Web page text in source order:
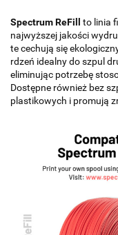
Spectrum ReFill
to linia
najwyższej jakości
te cechują się
rdzeń idealny do szpul
eliminując potrzebę
Dostępne również bez
plastikowych i promują